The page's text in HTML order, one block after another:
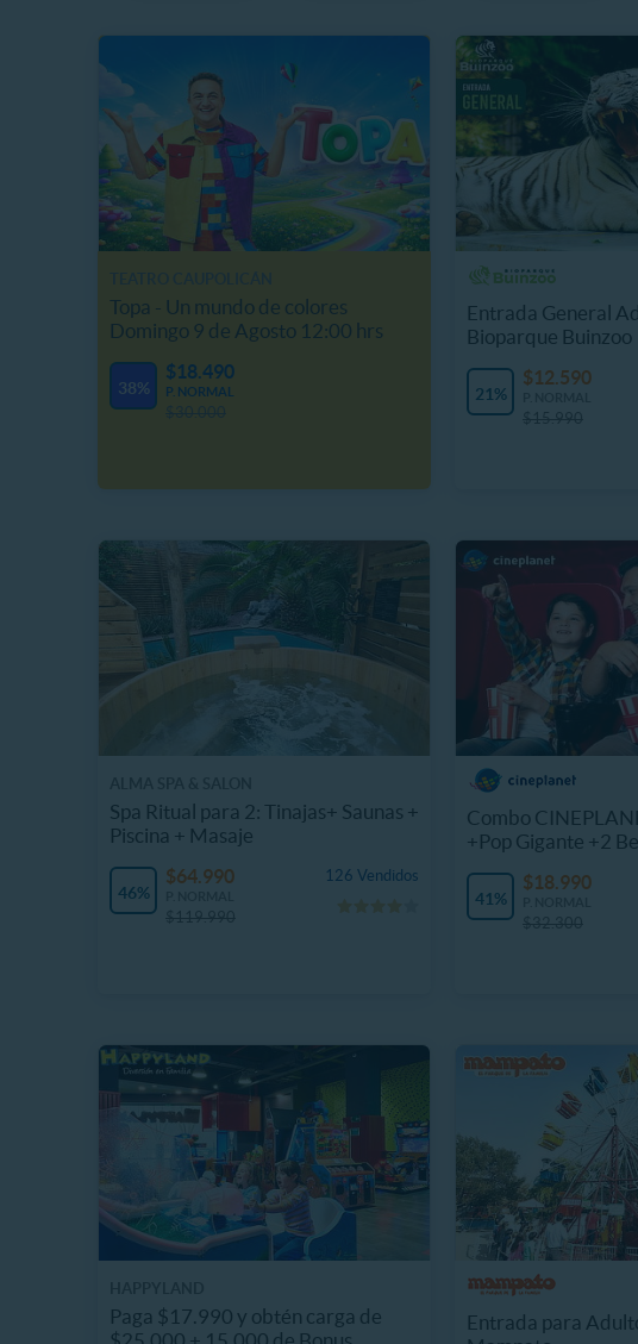
Topa - Un mundo de colores
Domingo 9 de Agosto 12:00 hrs
38%
$18.490
P. NORMAL
Entrada General
Bioparque Buinzoo
21%
$12.590
Spa Ritual para 2: Tinajas+ Saunas +
Piscina + Masaje
46%
126 Vendidos
$64.990
Combo
+Pop Gigante +2
41%
$18.990
Paga $17.990 y obtén carga de
Entrada para